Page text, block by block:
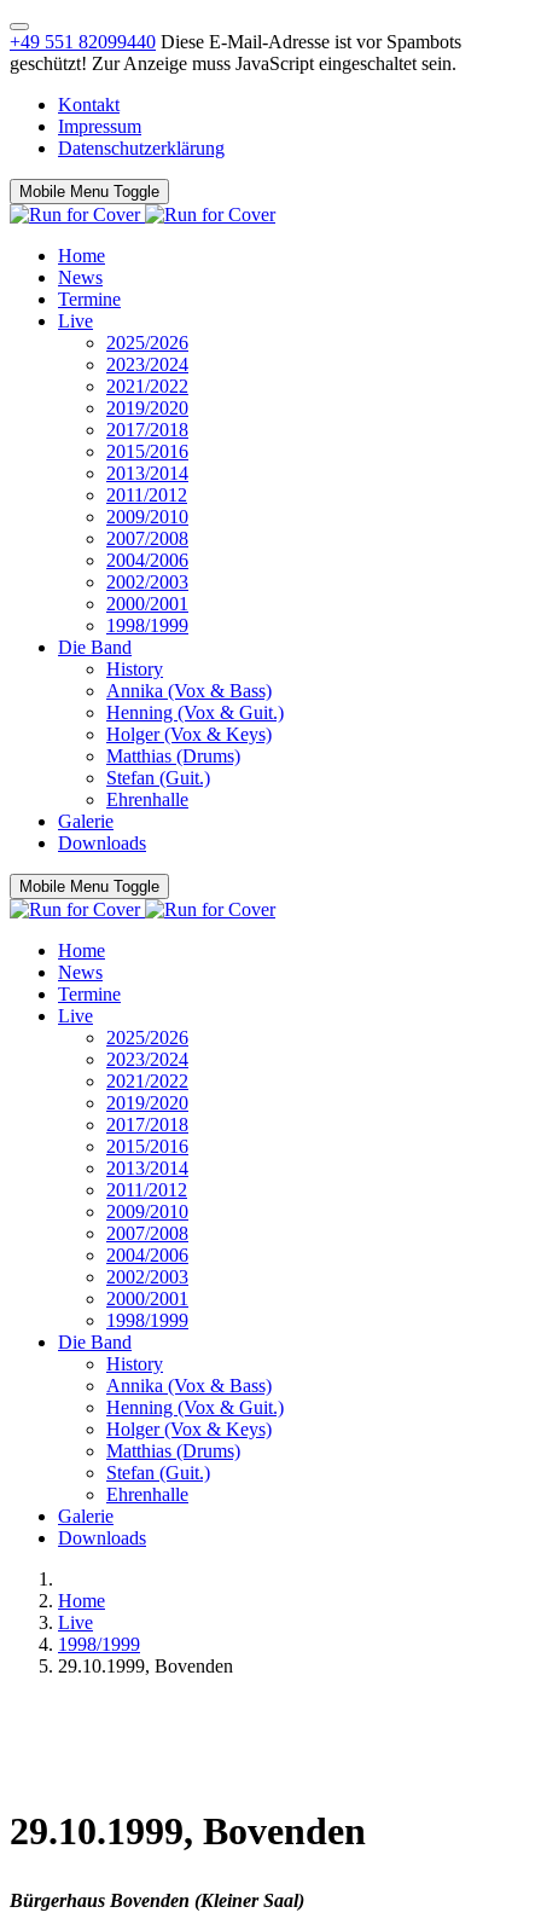
+49 551 82099440 Diese E-Mail-Adresse ist vor Spambots
geschützt! Zur Anzeige muss JavaScript eingeschaltet sein.
Kontakt
Impressum
Datenschutzerklärung
Mobile Menu Toggle
Home
News
Termine
Live
2025/2026
2023/2024
2021/2022
2019/2020
2017/2018
2015/2016
2013/2014
2011/2012
2009/2010
2007/2008
2004/2006
2002/2003
2000/2001
1998/1999
Die Band
History
Annika (Vox & Bass)
Henning (Vox & Guit.)
Holger (Vox & Keys)
Matthias (Drums)
Stefan (Guit.)
Ehrenhalle
Galerie
Downloads
Mobile Menu Toggle
Home
News
Termine
Live
2025/2026
2023/2024
2021/2022
2019/2020
2017/2018
2015/2016
2013/2014
2011/2012
2009/2010
2007/2008
2004/2006
2002/2003
2000/2001
1998/1999
Die Band
History
Annika (Vox & Bass)
Henning (Vox & Guit.)
Holger (Vox & Keys)
Matthias (Drums)
Stefan (Guit.)
Ehrenhalle
Galerie
Downloads
Home
Live
1998/1999
29.10.1999, Bovenden
29.10.1999, Bovenden
Bürgerhaus Bovenden (Kleiner Saal)